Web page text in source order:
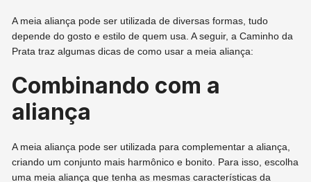
A meia aliança pode ser utilizada de diversas formas, tudo
depende do gosto e estilo de quem usa. A seguir, a Caminho da
Prata traz algumas dicas de como usar a meia aliança:
Combinando com a
aliança
A meia aliança pode ser utilizada para complementar a aliança,
criando um conjunto mais harmônico e bonito. Para isso, escolha
uma meia aliança que tenha as mesmas características da